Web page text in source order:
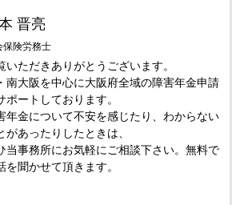
晋亮
保険労務士
いただきありがとうございます。
南大阪を中心に大阪府全域の障害年金申請
ポートしております。
年金について不安を感じたり、わからない
があったりしたときは、
当事務所にお気軽にご相談下さい。無料で
を聞かせて頂きます。